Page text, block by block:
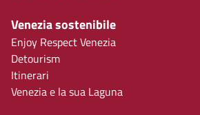
Venezia sostenibile
Enjoy Respect Venezia
Detourism
Itinerari
Venezia e la sua Laguna